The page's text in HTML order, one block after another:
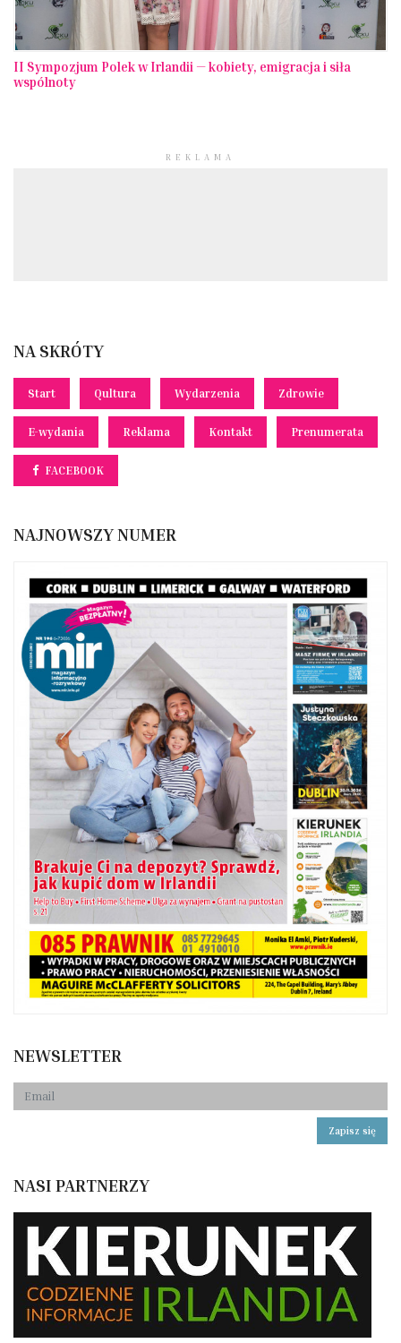
II Sympozjum Polek w Irlandii — kobiety, emigracja i siła
wspólnoty
REKLAMA
NA SKRÓTY
Start Qultura Wydarzenia Zdrowie
E-wydania Reklama Kontakt Prenumerata
FACEBOOK
NAJNOWSZY NUMER
NEWSLETTER
Zapisz się
NASI PARTNERZY